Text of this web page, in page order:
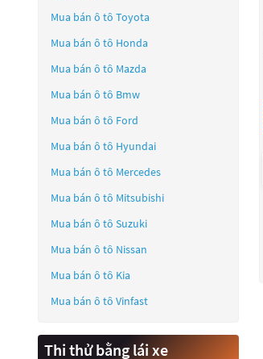
Mua bán ô tô Toyota
Mua bán ô tô Honda
Mua bán ô tô Mazda
Mua bán ô tô Bmw
Mua bán ô tô Ford
Mua bán ô tô Hyundai
Mua bán ô tô Mercedes
Mua bán ô tô Mitsubishi
Mua bán ô tô Suzuki
Mua bán ô tô Nissan
Mua bán ô tô Kia
Mua bán ô tô Vinfast
Thi thử bằng lái xe